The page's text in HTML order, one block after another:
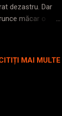
dezastru. Dar
măcar o
tendonului
o mult prea
obosite. Marți
MAI MULTE